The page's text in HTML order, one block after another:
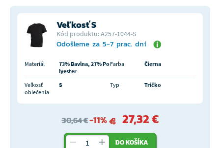
Veľkosť S
Kód produktu: A257-1044-S
Odošleme za 5-7 prac. dní
Materiál
73% Bavlna, 27% Po
lyester
Farba Čierna
Veľkosť
oblečenia
S Typ Tričko
30,64 €-11% 27,32 €
DO KOŠÍKA